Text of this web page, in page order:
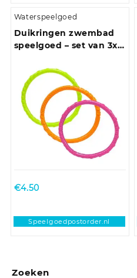
Waterspeelgoed
Duikringen zwembad
speelgoed – set van 3x –
kunststof
€4.50
Speelgoedpostorder.nl
Zoeken